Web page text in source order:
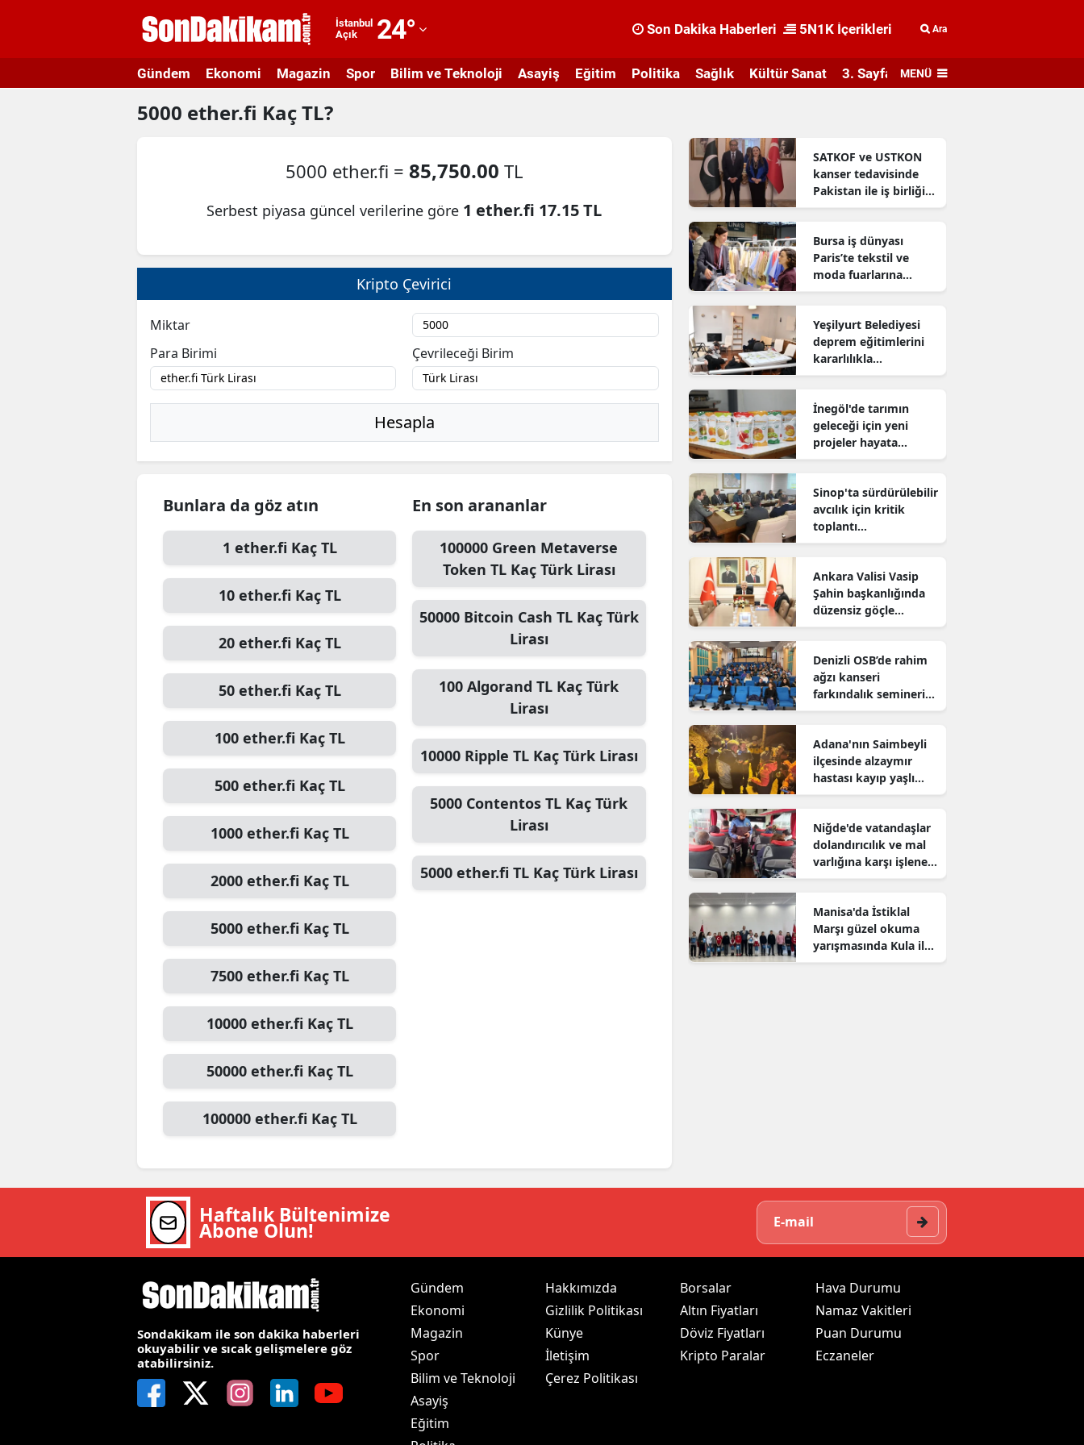
İstanbul
Açık
24°
Adıyaman
Amasya
Ankara
Artvin
Bitlis
Çanakkale
Denizli
Diyarbakır
Erzincan
Gaziantep
Hakkari
Hatay
Isparta
Mersin
İstanbul
İzmir
Kars
Kırşehir
Son Dakika Haberleri 5N1K İçerikleri Ara
Gündem Ekonomi Magazin Spor Bilim ve Teknoloji Asayiş Eğitim Politika Sağlık Kültür Sanat 3. Sayfa MENÜ
5000 ether.fi Kaç TL?
5000 ether.fi = 85,750.00 TL
Serbest piyasa güncel verilerine göre 1 ether.fi 17.15 TL
Kripto Çevirici
Miktar
Para Birimi
Çevrileceği Birim
Hesapla
Bunlara da göz atın
1 ether.fi Kaç TL
10 ether.fi Kaç TL
20 ether.fi Kaç TL
50 ether.fi Kaç TL
100 ether.fi Kaç TL
500 ether.fi Kaç TL
1000 ether.fi Kaç TL
2000 ether.fi Kaç TL
5000 ether.fi Kaç TL
7500 ether.fi Kaç TL
10000 ether.fi Kaç TL
50000 ether.fi Kaç TL
100000 ether.fi Kaç TL
En son arananlar
100000 Green Metaverse
Token TLKaç Türk Lirası
50000 Bitcoin Cash TLKaç Türk
Lirası
100Algorand TL Kaç Türk
Lirası
10000 Ripple TLKaç Türk Lirası
5000 Contentos TL Kaç Türk
Lirası
5000 ether.fi TLKaç Türk Lirası
SATKOF ve USTKON
kanser tedavisinde
Pakistan ile iş birliği
geliştiriyor
Bursa iş dünyası
Paris’te tekstil ve
moda fuarlarına
katıldı
Yeşilyurt Belediyesi
deprem eğitimlerini
kararlılıkla
sürdürüyor
İnegöl'de tarımın
geleceği için yeni
projeler hayata
geçiriliyor
Sinop'ta sürdürülebilir
avcılık için kritik
toplantı
gerçekleştirildi
Ankara Valisi Vasip
Şahin başkanlığında
düzensiz göçle
mücadele toplantısı
Denizli OSB’de rahim
ağzı kanseri
farkındalık semineri
düzenlendi
Adana'nın Saimbeyli
ilçesinde alzaymır
hastası kayıp yaşlı
adam aranıyor
Niğde'de vatandaşlar
dolandırıcılık ve mal
varlığına karşı işlenen
suçlar konusunda
Manisa'da İstiklal
Marşı güzel okuma
yarışmasında Kula il
birincisi oldu
Haftalık Bültenimize
Abone Olun!
Sondakikam ile son dakika haberleri
okuyabilir ve sıcak gelişmelere göz
atabilirsiniz.
Gündem
Ekonomi
Magazin
Spor
Bilim ve Teknoloji
Asayiş
Eğitim
Hakkımızda
Gizlilik Politikası
Künye
İletişim
Çerez Politikası
Borsalar
Altın Fiyatları
Döviz Fiyatları
Kripto Paralar
Hava Durumu
Namaz Vakitleri
Puan Durumu
Eczaneler